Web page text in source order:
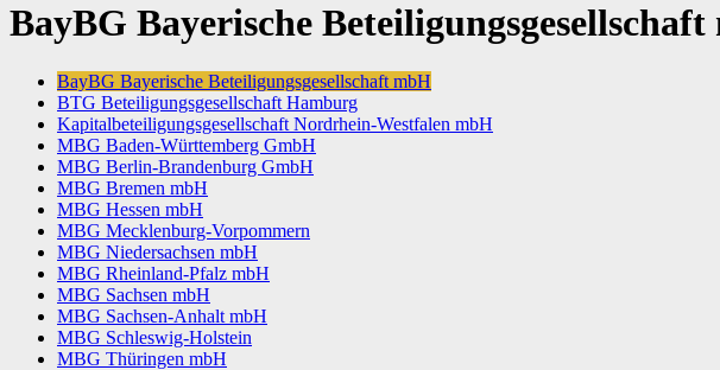
BayBG Bayerische
BayBG Bayerische Beteiligungsgesellschaft mbH
BTG Beteiligungsgesellschaft Hamburg
Kapitalbeteiligungsgesellschaft Nordrhein-Westfalen mbH
MBG Baden-Württemberg GmbH
MBG Berlin-Brandenburg GmbH
MBG Bremen mbH
MBG Hessen mbH
MBG Mecklenburg-Vorpommern
MBG Niedersachsen mbH
MBG Rheinland-Pfalz mbH
MBG Sachsen mbH
MBG Sachsen-Anhalt mbH
MBG Schleswig-Holstein
MBG Thüringen mbH